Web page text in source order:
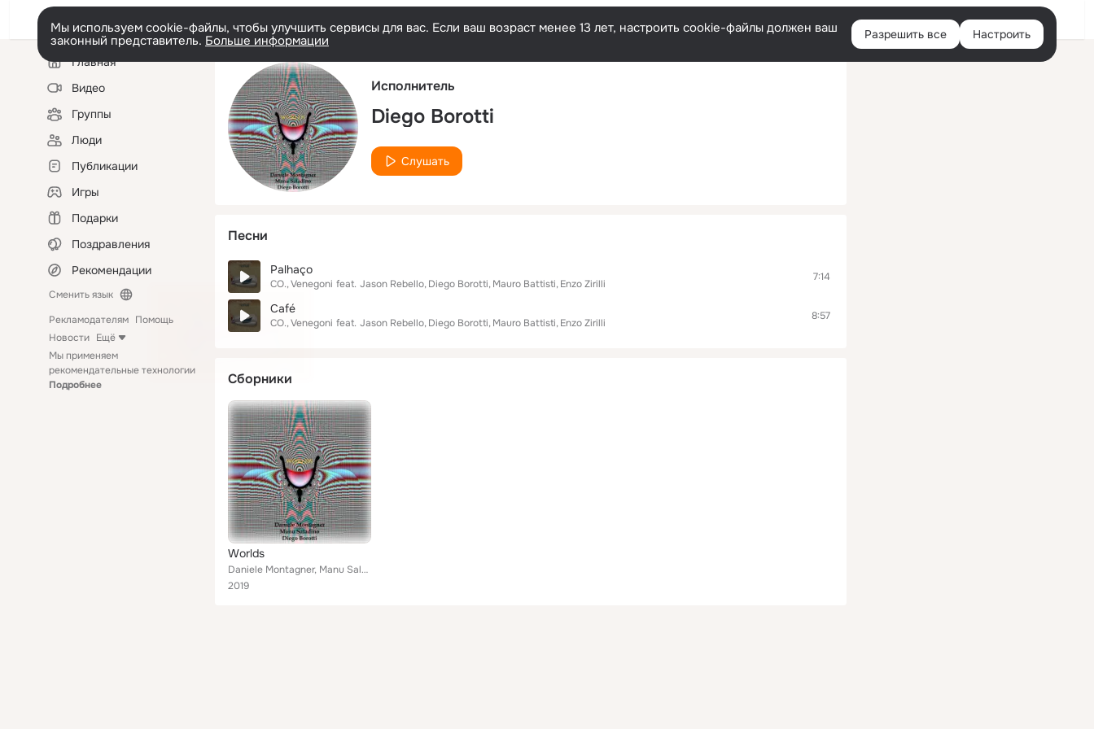
Русский Войти
Мы используем cookie-файлы, чтобы улучшить сервисы для вас. Если ваш возраст менее 13 лет, настроить cookie-файлы должен ваш
законный представитель. Больше информации Разрешить все Настроить
Левая
колонкаГлавная
Видео
Группы
Люди
Публикации
Игры
Подарки
Поздравления
Рекомендации
Сменить язык
Рекламодателям Помощь
Новости Ещё
Мы применяем
рекомендательные технологии
Подробнее
Исполнитель
Diego Borotti
Слушать
Песни
Palhaço
CO. Venegoni feat. Jason Rebello Diego Borotti Mauro Battisti Enzo Zirilli
7:14
Café
CO. Venegoni feat. Jason Rebello Diego Borotti Mauro Battisti Enzo Zirilli
8:57
Сборники
Worlds
Daniele Montagner, Manu Saladino, Diego Borotti
2019